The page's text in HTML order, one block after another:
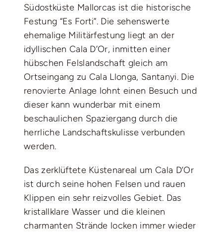
Südostküste Mallorcas ist die historische
Festung “Es Forti”. Die sehenswerte
ehemalige Militärfestung liegt an der
idyllischen Cala D’Or, inmitten einer
hübschen Felslandschaft gleich am
Ortseingang zu Cala Llonga, Santanyi. Die
renovierte Anlage lohnt einen Besuch und
dieser kann wunderbar mit einem
beschaulichen Spaziergang durch die
herrliche Landschaftskulisse verbunden
werden.
Das zerklüftete Küstenareal um Cala D’Or
ist durch seine hohen Felsen und rauen
Klippen ein sehr reizvolles Gebiet. Das
kristallklare Wasser und die kleinen
charmanten Strände locken immer wieder